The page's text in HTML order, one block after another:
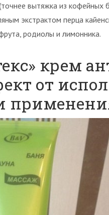
вытяжка из
экстрактом перца
родиолы и лимонника.
крем
от